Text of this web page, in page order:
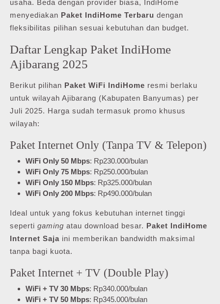
usaha. Beda dengan provider biasa, IndiHome
menyediakan Paket IndiHome Terbaru dengan
fleksibilitas pilihan sesuai kebutuhan dan budget.
Daftar Lengkap Paket IndiHome
Ajibarang 2025
Berikut pilihan Paket WiFi IndiHome resmi berlaku
untuk wilayah Ajibarang (Kabupaten Banyumas) per
Juli 2025. Harga sudah termasuk promo khusus
wilayah:
Paket Internet Only (Tanpa TV & Telepon)
WiFi Only 50 Mbps: Rp230.000/bulan
WiFi Only 75 Mbps: Rp250.000/bulan
WiFi Only 150 Mbps: Rp325.000/bulan
WiFi Only 200 Mbps: Rp490.000/bulan
Ideal untuk yang fokus kebutuhan internet tinggi
seperti gaming atau download besar. Paket IndiHome
Internet Saja ini memberikan bandwidth maksimal
tanpa bagi kuota.
Paket Internet + TV (Double Play)
WiFi + TV 30 Mbps: Rp340.000/bulan
WiFi + TV 50 Mbps: Rp345.000/bulan